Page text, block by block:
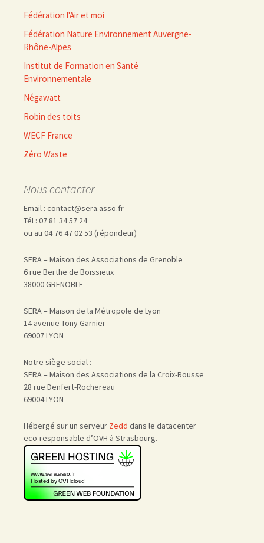
Fédération l'Air et moi
Fédération Nature Environnement Auvergne-
Rhône-Alpes
Institut de Formation en Santé
Environnementale
Négawatt
Robin des toits
WECF France
Zéro Waste
Nous contacter
Email : contact@sera.asso.fr
Tél : 07 81 34 57 24
ou au 04 76 47 02 53 (répondeur)
SERA – Maison des Associations de Grenoble
6 rue Berthe de Boissieux
38000 GRENOBLE
SERA – Maison de la Métropole de Lyon
14 avenue Tony Garnier
69007 LYON
Notre siège social :
SERA – Maison des Associations de la Croix-Rousse
28 rue Denfert-Rochereau
69004 LYON
Hébergé sur un serveur Zedd dans le datacenter
eco-responsable d’OVH à Strasbourg.